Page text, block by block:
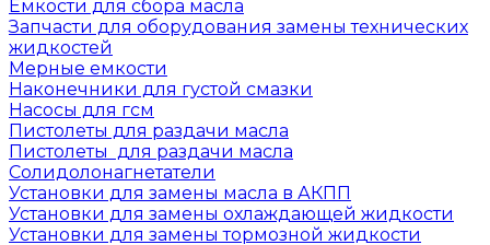
Емкости для сбора масла
Запчасти для оборудования замены технических
жидкостей
Мерные емкости
Наконечники для густой смазки
Насосы для гсм
Пистолеты для раздачи масла
Пистолеты для раздачи масла
Солидолонагнетатели
Установки для замены масла в АКПП
Установки для замены охлаждающей жидкости
Установки для замены тормозной жидкости